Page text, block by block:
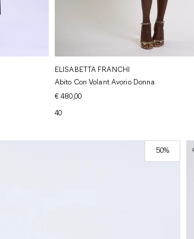
ELISABETTA FRANCHI
Abito Con Volant Avorio Donna
€ 480,00
40
50%